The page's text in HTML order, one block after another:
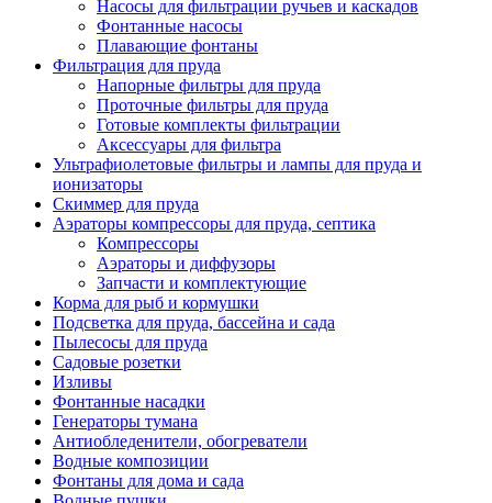
Насосы для фильтрации ручьев и каскадов
Фонтанные насосы
Плавающие фонтаны
Фильтрация для пруда
Напорные фильтры для пруда
Проточные фильтры для пруда
Готовые комплекты фильтрации
Аксессуары для фильтра
Ультрафиолетовые фильтры и лампы для пруда и
ионизаторы
Скиммер для пруда
Аэраторы компрессоры для пруда, септика
Компрессоры
Аэраторы и диффузоры
Запчасти и комплектующие
Корма для рыб и кормушки
Подсветка для пруда, бассейна и сада
Пылесосы для пруда
Садовые розетки
Изливы
Фонтанные насадки
Генераторы тумана
Антиобледенители, обогреватели
Водные композиции
Фонтаны для дома и сада